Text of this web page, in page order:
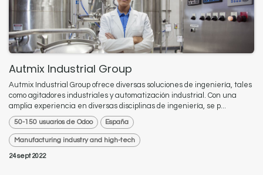
Autmix Industrial Group
Autmix Industrial Group ofrece diversas soluciones de ingeniería, tales
como agitadores industriales y automatización industrial. Con una
amplia experiencia en diversas disciplinas de ingeniería, se p...
50-150 usuarios de Odoo España
Manufacturing industry and high-tech
24 sept 2022